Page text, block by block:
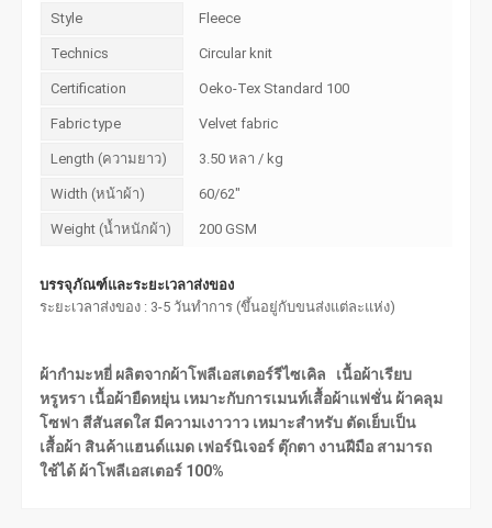
Style Fleece
Technics Circular knit
Certification Oeko-Tex Standard 100
Fabric type Velvet fabric
Length (ความยาว) 3.50 หลา / kg
Width (หน้าผ้า) 60/62"
Weight (น้ำหนักผ้า) 200 GSM
บรรจุภัณฑ์และระยะเวลาส่งของ
ระยะเวลาส่งของ : 3-5 วันทำการ (ขึ้นอยู่กับขนส่งแต่ละแห่ง)
ผ้ากำมะหยี่ ผลิตจากผ้าโพลีเอสเตอร์รีไซเคิล เนื้อผ้าเรียบ
หรูหรา เนื้อผ้ายืดหยุ่น เหมาะกับการเมนท์เสื้อผ้าแฟชั่น ผ้าคลุม
โซฟา สีสันสดใส มีความเงาวาว เหมาะสำหรับ ตัดเย็บเป็น
เสื้อผ้า สินค้าแฮนด์แมด เฟอร์นิเจอร์ ตุ๊กตา งานฝีมือ สามารถ
ใช้ได้ ผ้าโพลีเอสเตอร์ 100%